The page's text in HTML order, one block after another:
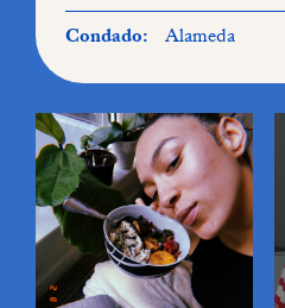
Condado: Alameda